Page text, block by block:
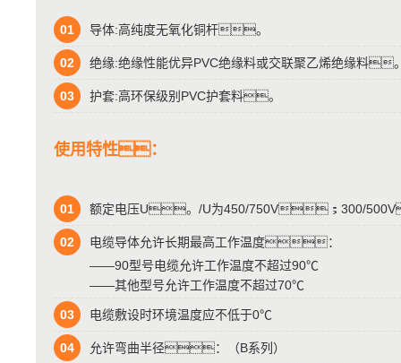
01 导体:高纯度无氧化铜杆。
02 绝缘:绝缘性能优异PVC绝缘料或交联聚乙烯绝缘料
03 护套:高环保级别PVC护套料。
使用特性：
01 额定电压U。/U为450/750V；300/
02
电缆导体允许长期最高工作温度：
——90型号电缆允许工作温度不超过90℃
——其他型号允许工作温度不超过70℃
03 电缆敷设时环境温度应不低于0℃
04
允许弯曲半径：（B系列）